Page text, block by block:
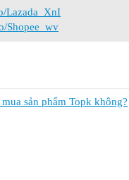
Lazada_XnI
Shopee_wv
sản phẩm Topk không?